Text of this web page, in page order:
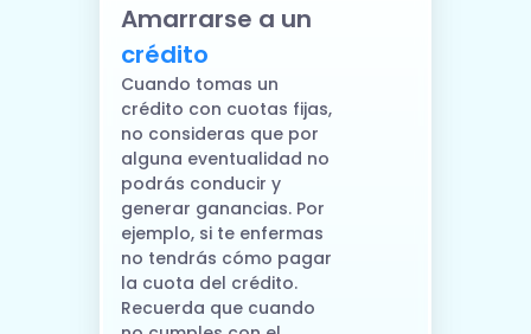
Amarrarse a un
crédito
Cuando tomas un
crédito con cuotas fijas,
no consideras que por
alguna eventualidad no
podrás conducir y
generar ganancias. Por
ejemplo, si te enfermas
no tendrás cómo pagar
la cuota del crédito.
Recuerda que cuando